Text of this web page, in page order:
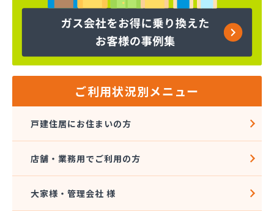
株式会社コープエナジー 足利営業所
株式会社コボリ・ガス
株式会社サイサン 宇都宮営業所
株式会社サイサン 今市営業所
株式会社サイサン 湯西川営業所
株式会社サイサン 物流管理
株式会社スガマタ
株式会社スミスケ
ご利用状況別メニュー
戸建住居にお住まいの方
店舗・業務用でご利用の方
大家様・管理会社 様